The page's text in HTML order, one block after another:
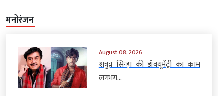
मनोरंजन
August 08, 2026
शत्रुघ्न सिन्हा की डॉक्यूमेंट्री का काम
लगभग...